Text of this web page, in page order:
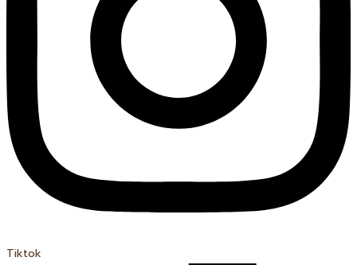
Tiktok